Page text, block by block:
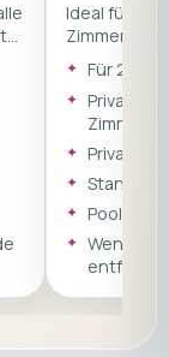
Ideal für
Zimmer für
nicht nur
alles, was
Aufenthalt
dich auf ein
WLAN,
Fernseher
Sitzbereich
idealen
Für 2
Privates
Zimmer
Privates
Wenige
entfernt